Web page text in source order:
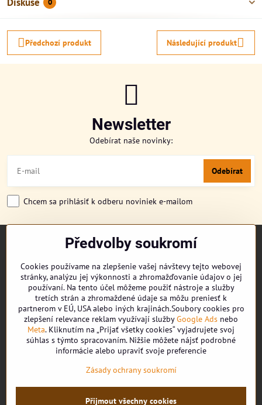
0
Předchozí produkt Následující produkt
Newsletter
Odebírat naše novinky:
Odebírat
Chcem sa prihlásiť k odberu noviniek e-mailom
CUKRONOVINKY
DORUČENÍ OBJEDNÁVKY
REKLAMAČNÍ ŘÁD
OBCHODNÍ PODMÍNKY
KONTAKT
Předvolby soukromí
Cookies používame na zlepšenie vašej návštevy tejto webovej
stránky, analýzu jej výkonnosti a zhromažďovanie údajov o jej
používaní. Na tento účel môžeme použiť nástroje a služby
tretích strán a zhromaždené údaje sa môžu preniesť k
partnerom v EÚ, USA alebo iných krajinách.Soubory cookies pro
zlepšení relevance reklam využívají službyGoogle Ads nebo
Meta. Kliknutím na „Prijať všetky cookies“ vyjadrujete svoj
súhlas s týmto spracovaním. Nižšie môžete nájsť podrobné
informácie alebo upraviť svoje preferencie
Zásady ochrany soukromí
Přijmout všechny cookies